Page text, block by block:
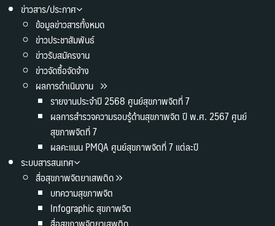
ข่าวสาร/ประกาศ
ข้อมูลข่าวสารทั้งหมด
ข่าวประชาสัมพันธ์
ข่าวรับสมัครงาน
ข่าวจัดซื้อจัดจ้าง
ผลการดำเนินงาน
รายงานประจำปี 2568 ศูนย์สุขภาพจิตที่ 7
ผลการสำรวจความรอบรู้ด้านสุขภาพจิต ปี พ.ศ. 2567 ศูนย์
สุขภาพจิตที่ 7
ผลคะแนน PMQA ศูนย์สุขภาพจิตที่ 7 แต่ละปี
ระบบสารสนเทศ
สื่อสุขภาพจิตยาเสพติด
บทความสุขภาพจิต
Infographic สุขภาพจิต